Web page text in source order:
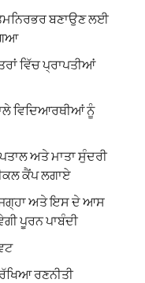
ਬਣਾਉਣ ਲਈ
ਵਿੱਚ ਪ੍ਰਾਪਤੀਆਂ
ਵਿਦਿਆਰਥੀਆਂ ਨੂੰ
ਅਤੇ ਮਾਤਾ ਸੁੰਦਰੀ
ਕੈਂਪ ਲਗਾਏ
ਜਗ੍ਹਾ ਅਤੇ ਇਸ ਦੇ ਆਸ
ਪੂਰਨ ਪਾਬੰਦੀ
ਰਣਨੀਤੀ